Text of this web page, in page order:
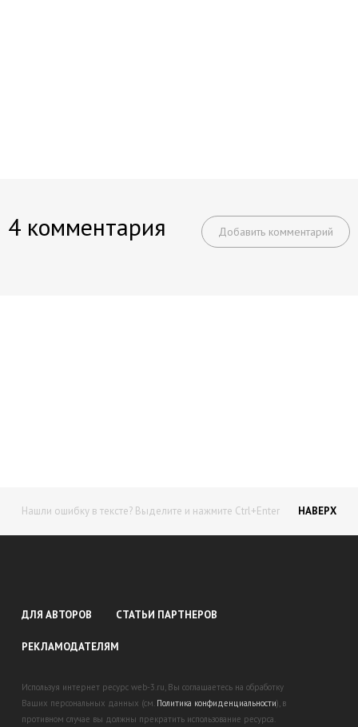
4 комментария Добавить комментарий
Нашли ошибку в тексте? Выделите и нажмите Ctrl+Enter НАВЕРХ
ДЛЯ АВТОРОВ СТАТЬИ ПАРТНЕРОВ
РЕКЛАМОДАТЕЛЯМ
Используя интернет ресурс web-3.ru, Вы соглашаетесь на обработку
Ваших персональных данных (см. Политика конфиденциальности), в
противном случае вы должны прекратить использование ресурса.